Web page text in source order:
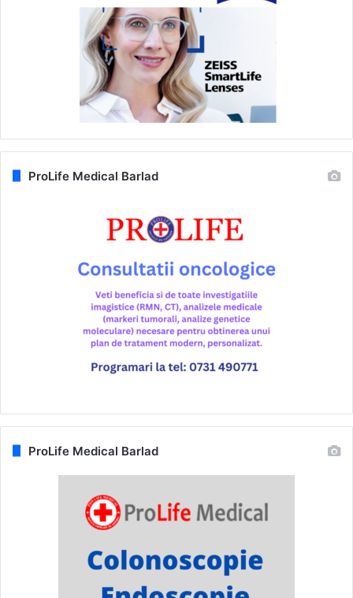
ProLife Medical Barlad
ProLife Medical Barlad